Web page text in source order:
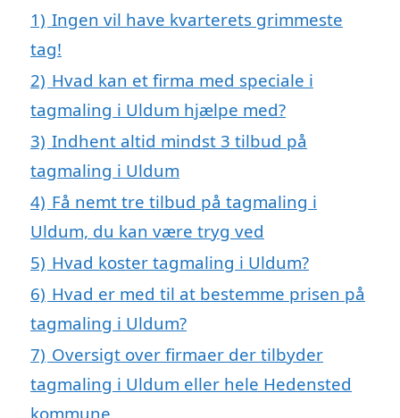
1) Ingen vil have kvarterets grimmeste
tag!
2) Hvad kan et firma med speciale i
tagmaling i Uldum hjælpe med?
3) Indhent altid mindst 3 tilbud på
tagmaling i Uldum
4) Få nemt tre tilbud på tagmaling i
Uldum, du kan være tryg ved
5) Hvad koster tagmaling i Uldum?
6) Hvad er med til at bestemme prisen på
tagmaling i Uldum?
7) Oversigt over firmaer der tilbyder
tagmaling i Uldum eller hele Hedensted
kommune